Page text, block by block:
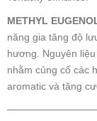
METHYL
năng gia tăng độ
hương. Nguyên
nhằm củng cố các
aromatic và tăng